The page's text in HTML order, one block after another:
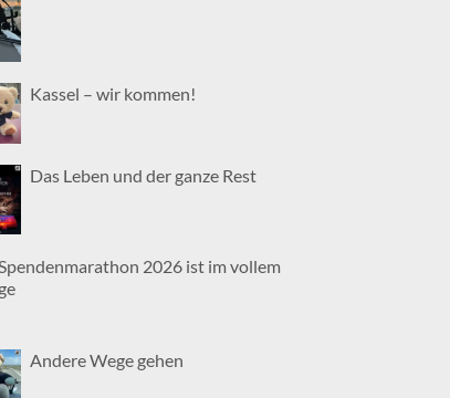
Kassel – wir kommen!
Das Leben und der ganze Rest
2026 ist im vollem
Andere Wege gehen